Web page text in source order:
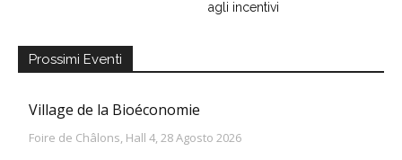
agli incentivi
Prossimi Eventi
Village de la Bioéconomie
Foire de Châlons, Hall 4, 28 Agosto 2026